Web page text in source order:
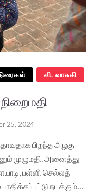
வி. வாசுகி
25, 2024
பிறந்த அழகு
முழுமதி. அனைத்து
பள்ளி செல்லத்
நடக்கும்…